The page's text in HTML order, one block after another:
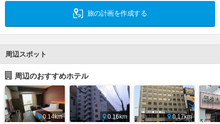
旅の計画を作成する
周辺スポット
周辺のおすすめホテル
0.14km
0.16km
0.17km